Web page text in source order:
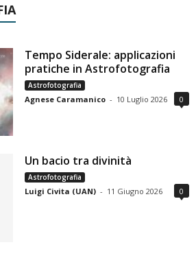
Tempo Siderale: applicazioni
pratiche in Astrofotografia
Astrofotografia
Agnese Caramanico - 10 Luglio 2026 0
Un bacio tra divinità
Astrofotografia
Luigi Civita (UAN) - 11 Giugno 2026 0